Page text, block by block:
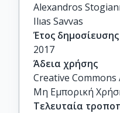
Alexandros
Ilıas Savvas
Έτος δημοσίευσης
2017
Άδεια χρήσης
Creative
Μη Εμπορική
Τελευταία